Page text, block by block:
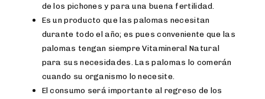
de los pichones y para una buena fertilidad.
Es un producto que las palomas necesitan
durante todo el año; es pues conveniente que las
palomas tengan siempre Vitamineral Natural
para sus necesidades. Las palomas lo comerán
cuando su organismo lo necesite.
El consumo será importante al regreso de los